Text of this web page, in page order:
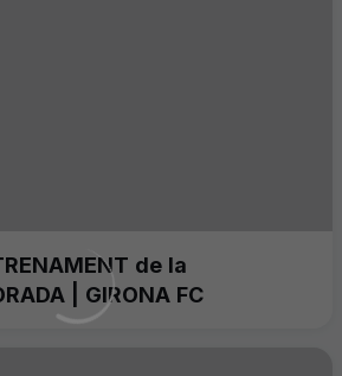
de la
| GIRONA FC